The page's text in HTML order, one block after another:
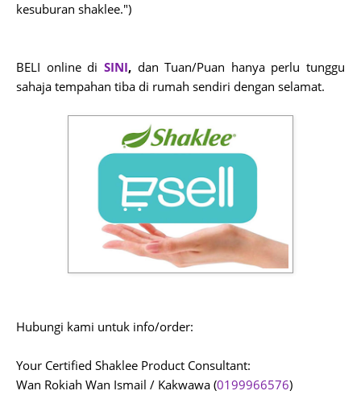
kesuburan shaklee.")
BELI online di SINI,dan Tuan/Puan hanya perlu tunggu
sahaja tempahan tiba di rumah sendiri dengan selamat.
Hubungi kami untuk info/order:
Your Certified Shaklee Product Consultant:
Wan Rokiah Wan Ismail / Kakwawa (0199966576)